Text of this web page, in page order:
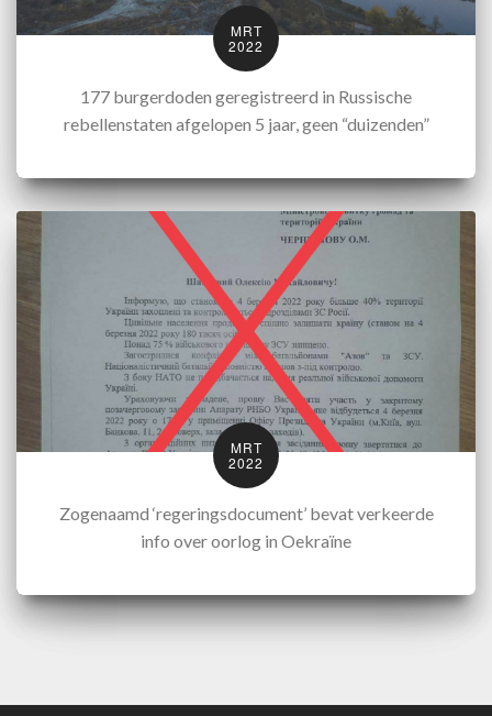
MRT
2022
177 burgerdoden geregistreerd in Russische
rebellenstaten afgelopen 5 jaar, geen “duizenden”
MRT
2022
Zogenaamd ‘regeringsdocument’ bevat verkeerde
info over oorlog in Oekraïne